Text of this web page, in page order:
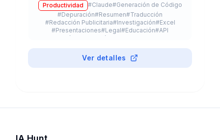
flujos de trabajo agénticos con modelos Opus,
Sonnet y Haiku.
Productividad #Claude#Generación de Código
#Depuración#Resumen#Traducción
#Redacción Publicitaria#Investigación#Excel
#Presentaciones#Legal#Educación#API
App Móvil Extensión de Navegador
Ver detalles